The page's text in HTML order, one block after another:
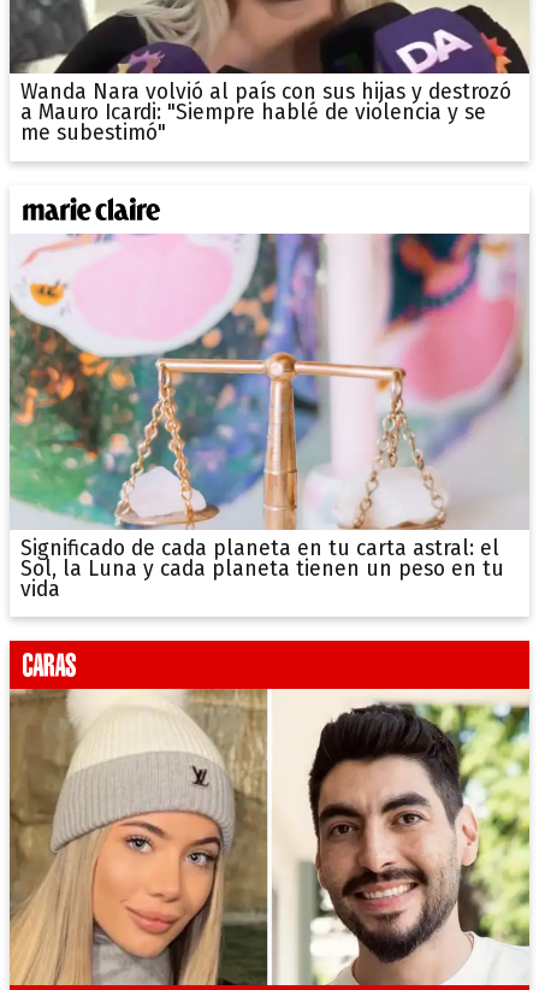
Wanda Nara volvió al país con sus hijas y destrozó
a Mauro Icardi: "Siempre hablé de violencia y se
me subestimó"
Significado de cada planeta en tu carta astral: el
Sol, la Luna y cada planeta tienen un peso en tu
vida